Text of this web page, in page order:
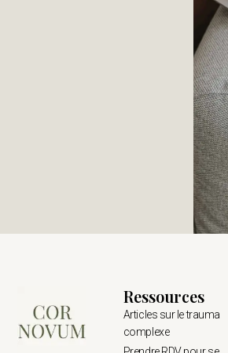
Ressources
Articles sur le trauma
complexe